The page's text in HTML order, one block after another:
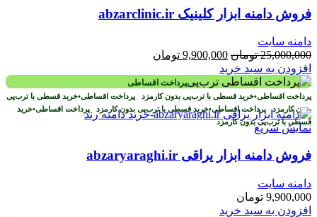
فروش دامنه ابزار کلینیک abzarclinic.ir
دامنه سایت
25,000,000 تومان قیمت
اصلی
25,000,000 تومان
بود.
9,900,000 تومان
است.
افزودن به سبد خرید
پرداخت اقساطی
پرداخت اقساطی•خرید قسطی با ترب‌پی بدون کارمزد پرداخت اقساطی•خرید قسطی با ترب‌پی
بدون کارمزد پرداخت اقساطی•خرید قسطی با ترب‌پی بدون کارمزد پرداخت اقساطی•خرید
قسطی با ترب‌پی بدون کارمزد
نمایش سریع
فروش دامنه ابزار یراقی abzaryaraghi.ir
دامنه سایت
9,900,000 تومان
افزودن به سبد خرید